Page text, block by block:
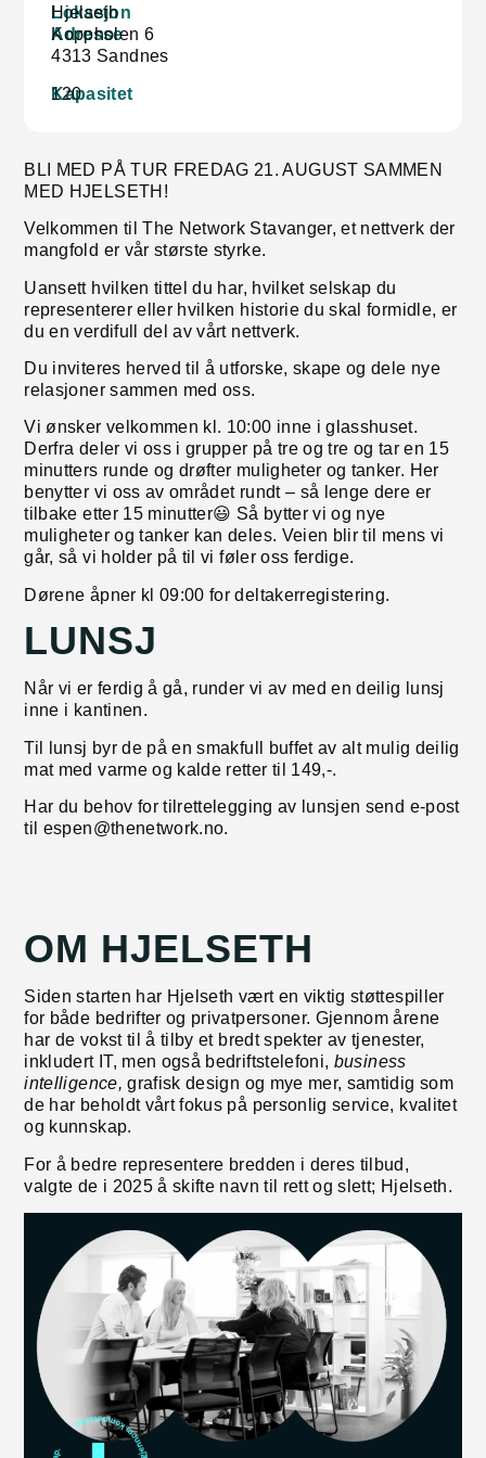
BLI MED PÅ TUR FREDAG 21. AUGUST SAMMEN
MED HJELSETH!
Velkommen til The Network Stavanger, et nettverk der
mangfold er vår største styrke.
Uansett hvilken tittel du har, hvilket selskap du
representerer eller hvilken historie du skal formidle, er
du en verdifull del av vårt nettverk.
Du inviteres herved til å utforske, skape og dele nye
relasjoner sammen med oss.
Vi ønsker velkommen kl. 10:00 inne i glasshuset.
Derfra deler vi oss i grupper på tre og tre og tar en 15
minutters runde og drøfter muligheter og tanker. Her
benytter vi oss av området rundt – så lenge dere er
tilbake etter 15 minutter😃 Så bytter vi og nye
muligheter og tanker kan deles. Veien blir til mens vi
går, så vi holder på til vi føler oss ferdige.
Dørene åpner kl 09:00 for deltakerregistering.
LUNSJ
Når vi er ferdig å gå, runder vi av med en deilig lunsj
inne i kantinen.
Til lunsj byr de på en smakfull buffet av alt mulig deilig
mat med varme og kalde retter til 149,-.
Har du behov for tilrettelegging av lunsjen send e-post
til espen@thenetwork.no.
OM HJELSETH
Siden starten har Hjelseth vært en viktig støttespiller
for både bedrifter og privatpersoner. Gjennom årene
har de vokst til å tilby et bredt spekter av tjenester,
inkludert IT, men også bedriftstelefoni, business
intelligence,grafisk design og mye mer, samtidig som
de har beholdt vårt fokus på personlig service, kvalitet
og kunnskap.
For å bedre representere bredden i deres tilbud,
valgte de i 2025 å skifte navn til rett og slett; Hjelseth.
Lokasjon
Hjelseth
Adresse
Koppholen 6
4313 Sandnes
Kapasitet
120